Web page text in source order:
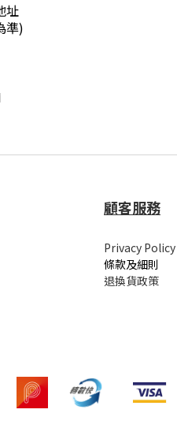
址
準)
顧客服務
Privacy Policy
條款及細則
退換貨政策